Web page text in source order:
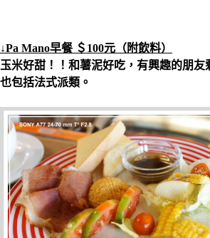
↓Pa Mano早餐 ＄100元（附飲料）
玉米好甜！！和薯泥好吃，有興趣的朋友
也包括法式派類。